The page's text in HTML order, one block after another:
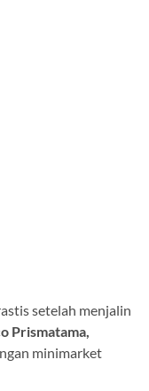
setelah menjalin
Prismatama,
minimarket